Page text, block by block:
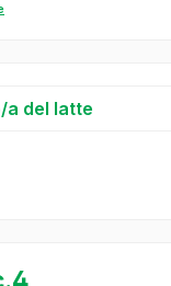
a del latte